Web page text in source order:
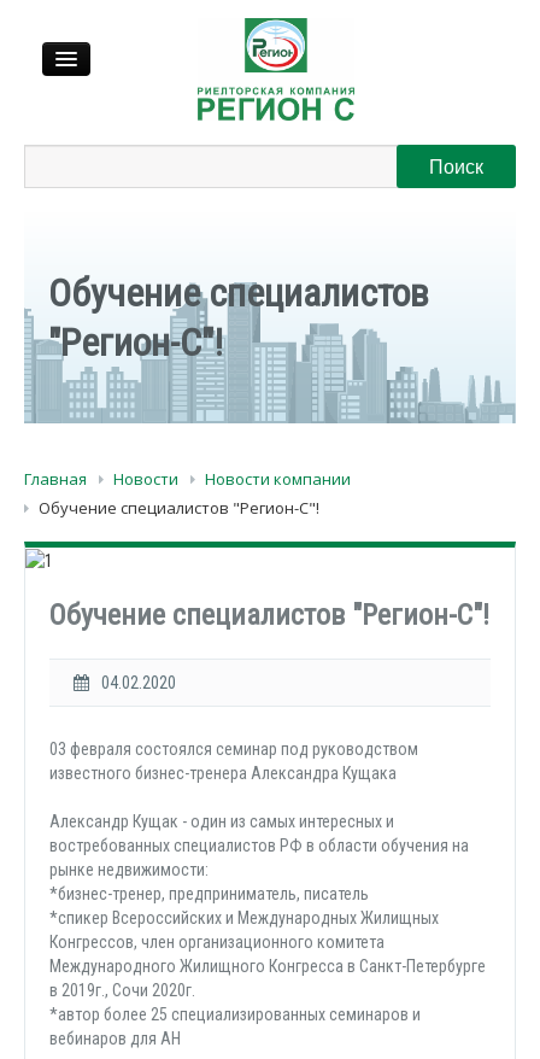
Выкуп
Регионы
Контакты
Обучение специалистов
"Регион-С"!
Главная Новости
Новости компании
Обучение специалистов "Регион-С"!
Обучение специалистов "Регион-С"!
04.02.2020
03 февраля состоялся семинар под руководством
известного бизнес-тренера Александра Кущака
Александр Кущак - один из самых интересных и
востребованных специалистов РФ в области обучения на
рынке недвижимости:
*бизнес-тренер, предприниматель, писатель
*спикер Всероссийских и Международных Жилищных
Конгрессов, член организационного комитета
Международного Жилищного Конгресса в Санкт-Петербурге
в 2019г., Сочи 2020г.
*автор более 25 специализированных семинаров и
вебинаров для АН